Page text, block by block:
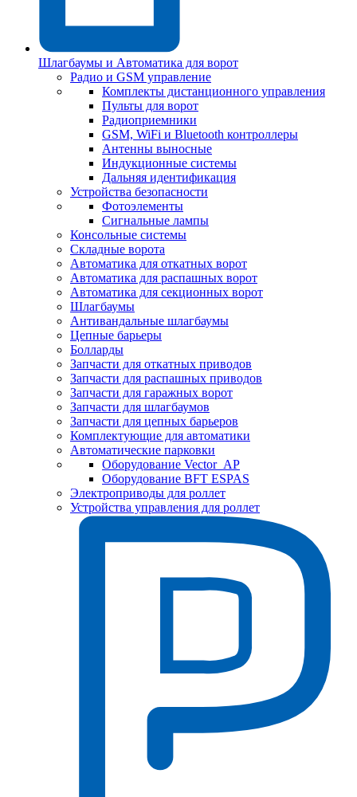
Шлагбаумы и Автоматика для ворот
Радио и GSM управление
Комплекты дистанционного управления
Пульты для ворот
Радиоприемники
GSM, WiFi и Bluetooth контроллеры
Антенны выносные
Индукционные системы
Дальняя идентификация
Устройства безопасности
Фотоэлементы
Сигнальные лампы
Консольные системы
Складные ворота
Автоматика для откатных ворот
Автоматика для распашных ворот
Автоматика для секционных ворот
Шлагбаумы
Антивандальные шлагбаумы
Цепные барьеры
Болларды
Запчасти для откатных приводов
Запчасти для распашных приводов
Запчасти для гаражных ворот
Запчасти для шлагбаумов
Запчасти для цепных барьеров
Комплектующие для автоматики
Автоматические парковки
Оборудование Vector_AP
Оборудование BFT ESPAS
Электроприводы для роллет
Устройства управления для роллет